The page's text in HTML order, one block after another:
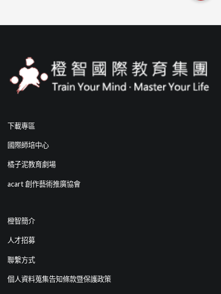
下載專區
國際師培中心
橘子泥教育劇場
acart 創作藝術推廣協會
橙智簡介
人才招募
聯繫方式
個人資料蒐集告知條款暨保護政策